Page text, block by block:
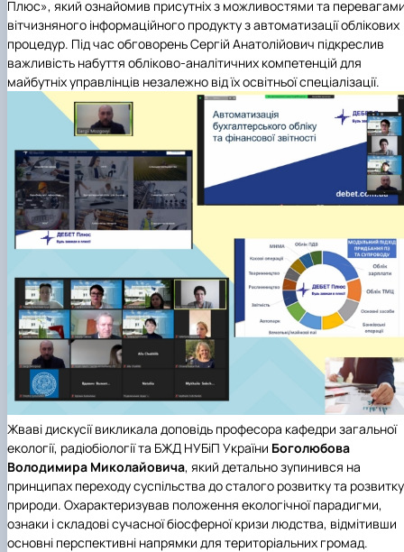
Плюс», який ознайомив присутніх з можливостями та
вітчизняного інформаційного продукту з автоматизації облікових
процедур. Під час обговорень Сергій Анатолійович підкреслив
важливість набуття обліково-аналітичних компетенцій для
майбутніх управлінців незалежно від їх освітньої спеціалізації.
Жваві дискусії викликала доповідь професора кафедри загальної
екології, радіобіології та БЖД НУБіП України Боголюбова
Володимира Миколайовича, який детально зупинився на
принципах переходу суспільства до сталого розвитку та розвитку
природи. Охарактеризував положення екологічної парадигми,
ознаки і складові сучасної біосферної кризи людства, відмітивши
основні перспективні напрямки для територіальних громад.